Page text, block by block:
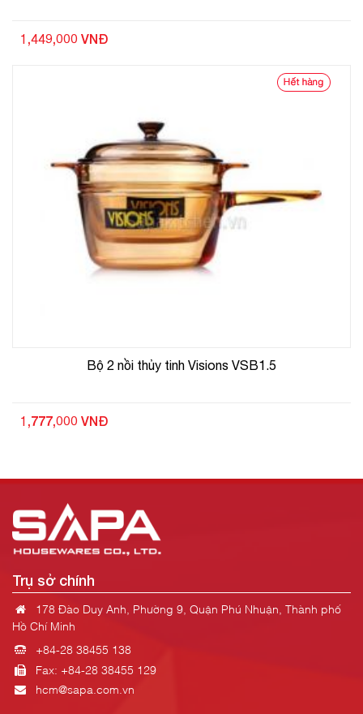
1,449,000 VNĐ
Bộ 2 nồi thủy tinh Visions VSB1.5
1,777,000 VNĐ
Trụ sở chính
178 Đào Duy Anh, Phường 9, Quận Phú Nhuận, Thành phố
Hồ Chí Minh
+84-28 38455 138
Fax: +84-28 38455 129
hcm@sapa.com.vn